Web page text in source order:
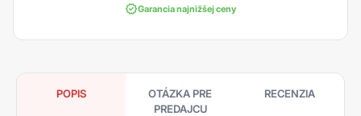
Garancia najnižšej ceny
POPIS
OTÁZKA PRE
PREDAJCU
RECENZIA